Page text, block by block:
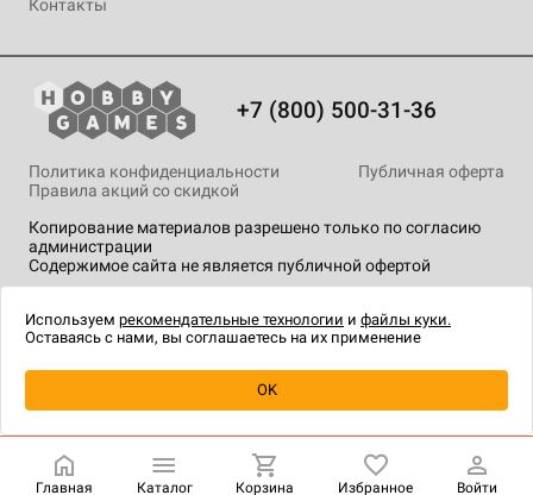
Уведомить о наличии
Контакты
+7 (800) 500-31-36
Копирование материалов разрешено только по согласию
администрации
Содержимое сайта не является публичной офертой
Политика конфиденциальности
Публичная оферта
Правила акций со скидкой
технологии.
Главная Каталог Корзина Избранное Войти
Используем рекомендательные технологии и файлы куки.
Оставаясь с нами, вы соглашаетесь на их применение
OK